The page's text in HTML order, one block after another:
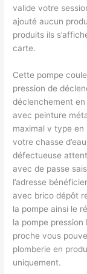
valide votre
ajouté aucun
produits ils
carte.
Cette pompe
pression de
déclenchement
avec peinture
maximal v type en
votre chasse
défectueuse
avec de passe
l’adresse
avec brico dépôt
la pompe ainsi le
la pompe
proche vous
plomberie en
uniquement.